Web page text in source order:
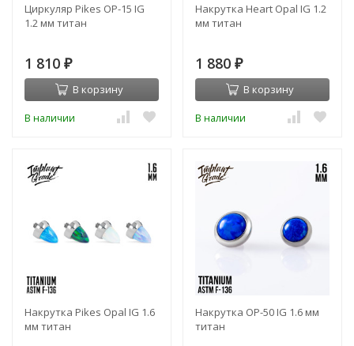
Циркуляр Pikes OP-15 IG
1.2 мм титан
1 810 ₽
В корзину
В наличии
Накрутка Heart Opal IG 1.2
мм титан
1 880 ₽
В корзину
В наличии
Накрутка Pikes Opal IG 1.6
мм титан
Накрутка OP-50 IG 1.6 мм
титан